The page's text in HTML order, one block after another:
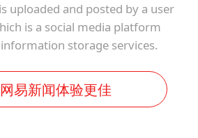
uploaded and posted by a user
is a social media platform
storage services.
易新闻体验更佳